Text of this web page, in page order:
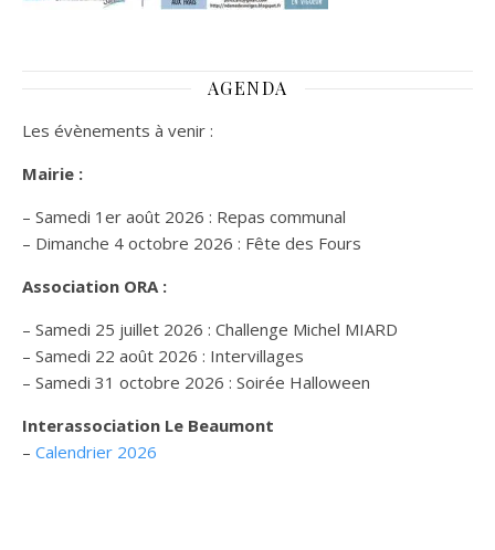
AGENDA
Les évènements à venir :
Mairie :
– Samedi 1er août 2026 : Repas communal
– Dimanche 4 octobre 2026 : Fête des Fours
Association ORA :
– Samedi 25 juillet 2026 : Challenge Michel MIARD
– Samedi 22 août 2026 : Intervillages
– Samedi 31 octobre 2026 : Soirée Halloween
Interassociation Le Beaumont
– Calendrier 2026